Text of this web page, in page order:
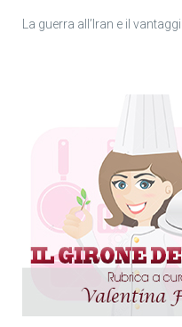
La guerra all’Iran e il